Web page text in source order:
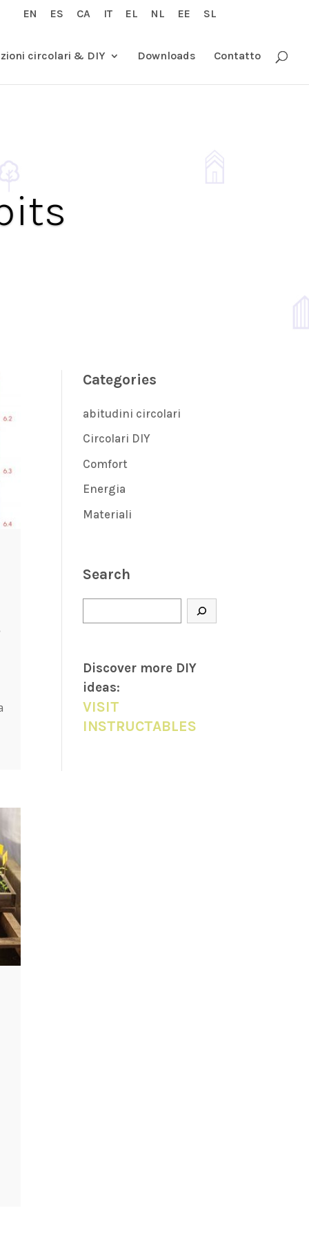
EN ES CA IT EL NL EE SL
circolari & DIY Downloads Contatto
Categories
abitudini circolari
Circolari DIY
Comfort
Energia
Materiali
Search
Discover more DIY
ideas:
VISIT
INSTRUCTABLES